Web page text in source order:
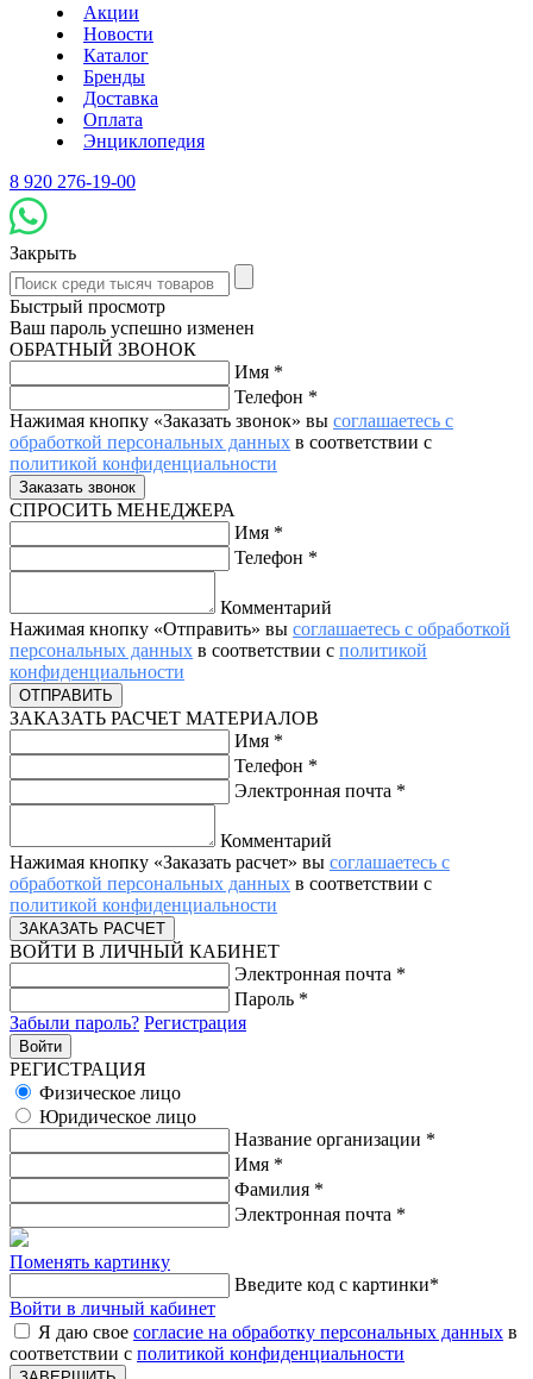
Акции
Новости
Каталог
Бренды
Доставка
Оплата
Энциклопедия
8 920 276-19-00
Закрыть
Быстрый просмотр
Ваш пароль успешно изменен
ОБРАТНЫЙ ЗВОНОК
Имя *
Телефон *
Нажимая кнопку «Заказать звонок» вы соглашаетесь с
обработкой персональных данных в соответствии с
политикой конфиденциальности
СПРОСИТЬ МЕНЕДЖЕРА
Имя *
Телефон *
Комментарий
Нажимая кнопку «Отправить» вы соглашаетесь с обработкой
персональных данных в соответствии с политикой
конфиденциальности
ЗАКАЗАТЬ РАСЧЕТ МАТЕРИАЛОВ
Имя *
Телефон *
Электронная почта *
Комментарий
Нажимая кнопку «Заказать расчет» вы соглашаетесь с
обработкой персональных данных в соответствии с
политикой конфиденциальности
ВОЙТИ В ЛИЧНЫЙ КАБИНЕТ
Электронная почта *
Пароль *
Забыли пароль? Регистрация
РЕГИСТРАЦИЯ
Физическое лицо
Юридическое лицо
Название организации *
Имя *
Фамилия *
Электронная почта *
Поменять картинку
Введите код с картинки*
Войти в личный кабинет
Я даю свое согласие на обработку персональных данных в
соответствии с политикой конфиденциальности